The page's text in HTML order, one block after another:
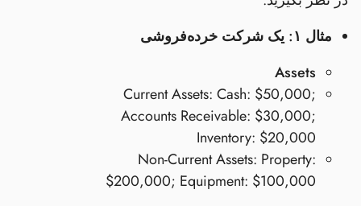
مثال ۱: یک شرکت خرده‌فروشی
Assets
Current Assets: Cash: $50,000;
Accounts Receivable: $30,000;
Inventory: $20,000
Non-Current Assets: Property:
$200,000; Equipment: $100,000